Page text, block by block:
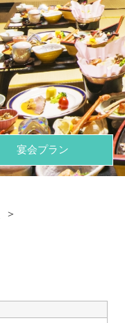
宴会プラン